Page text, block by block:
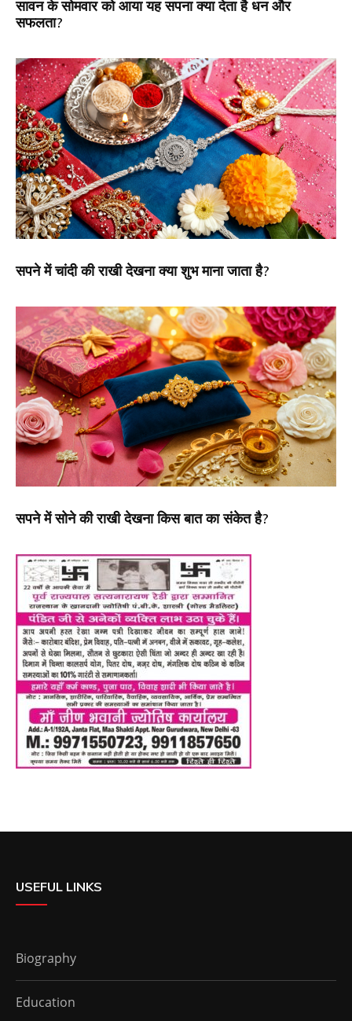
सावन के सोमवार को आया यह सपना क्या देता है धन और
सफलता?
सपने में चांदी की राखी देखना क्या शुभ माना जाता है?
सपने में सोने की राखी देखना किस बात का संकेत है?
USEFUL LINKS
Biography
Education